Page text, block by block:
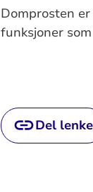
Domprosten
funksjoner
Del lenke